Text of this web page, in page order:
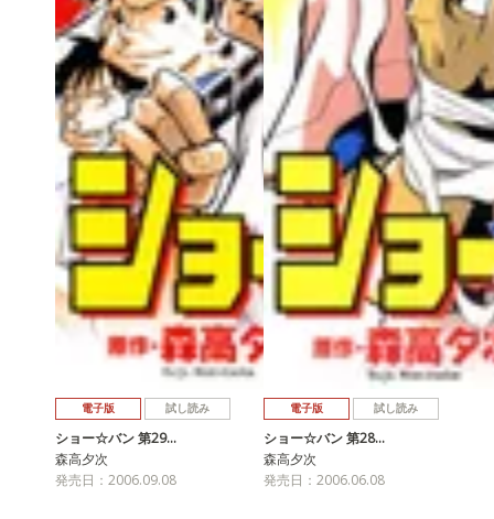
電子版 試し読み
ショー☆バン 第29…
森高夕次
発売日：2006.09.08
電子版 試し読み
ショー☆バン 第28…
森高夕次
発売日：2006.06.08